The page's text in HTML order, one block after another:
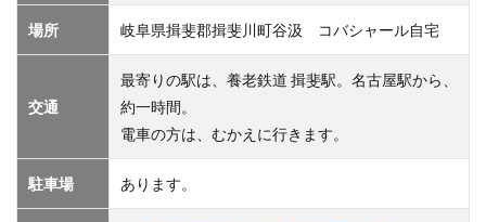
場所 岐阜県揖斐郡揖斐川町谷汲 コバシャール自宅
交通
最寄りの駅は、養老鉄道 揖斐駅。名古屋駅から、
約一時間。
電車の方は、むかえに行きます。
駐車場 あります。